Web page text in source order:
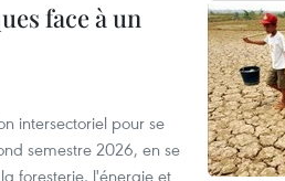
face à un
intersectoriel pour se
semestre 2026, en se
foresterie, l'énergie et